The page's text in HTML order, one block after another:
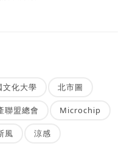
文化大學 北市圖
聯盟總會 Microchip
風 涼感